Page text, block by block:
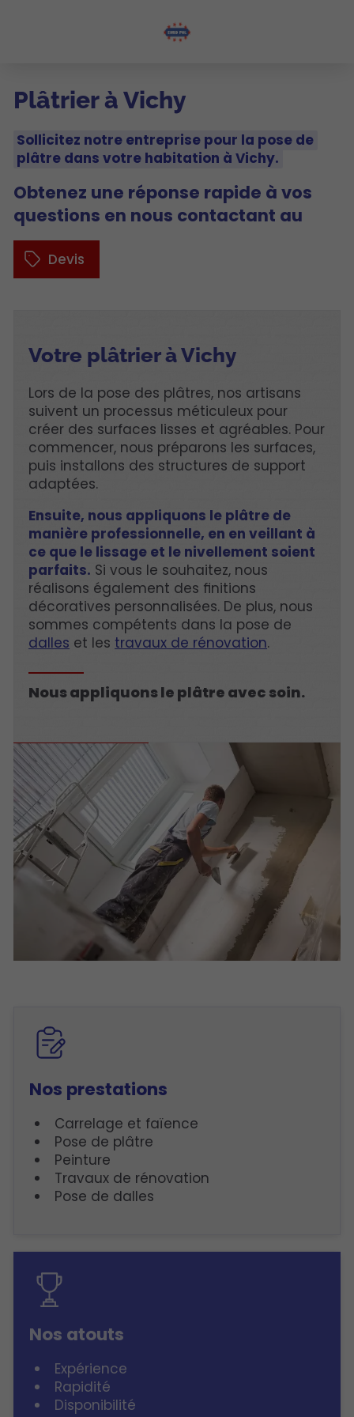
Plâtrier à Vichy
Sollicitez notre entreprise pour la pose de
plâtre dans votre habitation à Vichy.
Obtenez une réponse rapide à vos
questions en nous contactant au
Devis
Votre plâtrier à Vichy
Lors de la pose des plâtres, nos artisans
suivent un processus méticuleux pour
créer des surfaces lisses et agréables. Pour
commencer, nous préparons les surfaces,
puis installons des structures de support
adaptées.
Ensuite, nous appliquons le plâtre de
manière professionnelle, en en veillant à
ce que le lissage et le nivellement soient
parfaits. Si vous le souhaitez, nous
réalisons également des finitions
décoratives personnalisées. De plus, nous
sommes compétents dans la pose de
dalles et les travaux de rénovation.
Nous appliquons le plâtre avec soin.
Nos prestations
Carrelage et faïence
Pose de plâtre
Peinture
Travaux de rénovation
Pose de dalles
Nos atouts
Expérience
Rapidité
Disponibilité